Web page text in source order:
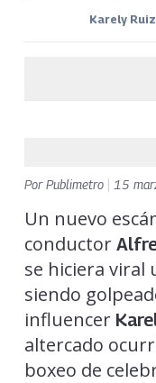
Karely
PorPublimetro 15
Un nuevo
conductor
se hiciera viral
siendo
influencer
altercado
boxeo de